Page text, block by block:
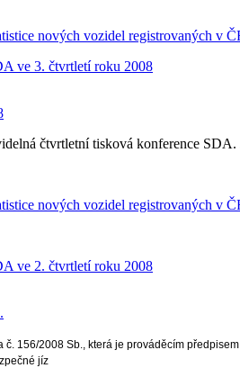
nových vozidel registrovaných v
ve 3. čtvrtletí roku 2008
čtvrtletní tisková konference
nových vozidel registrovaných v
ve 2. čtvrtletí roku 2008
č. 156/2008 Sb., která je prováděcím
jíz